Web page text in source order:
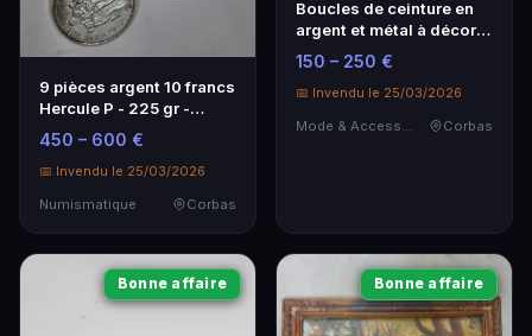
9 pièces argent 10 francs
Hercule P - 225 gr -
Numismatique
450 – 600 €
📅 Invendu le 25/03/2026
Numismatique
Corbas
Boucles de ceinture en
argent et métal à décor
strié - BERARD -
JEANROY - ROUSSELOT
150 – 250 €
📅 Invendu le 25/03/2026
Mode & Accessoires
Corbas
Bonne affaire Bonne affaire